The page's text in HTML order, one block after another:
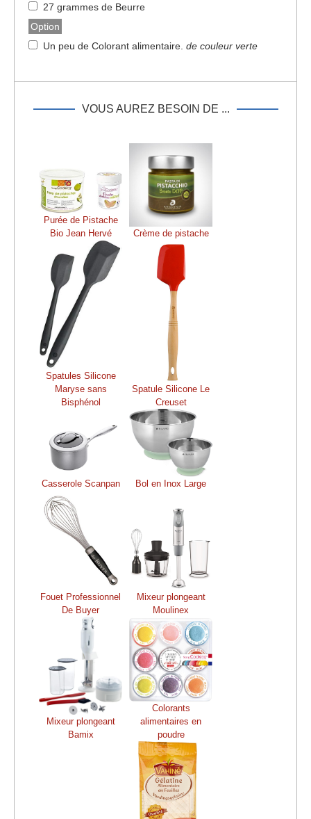
27 grammes de Beurre
Option
Un peu de Colorant alimentaire de couleur verte
VOUS AUREZ BESOIN DE ...
Purée de Pistache
Bio Jean Hervé
Crème de pistache
Spatules Silicone
Maryse sans
Bisphénol
Spatule Silicone Le
Creuset
Casserole Scanpan Bol en Inox Large
Fouet Professionnel
De Buyer
Mixeur plongeant
Moulinex
Mixeur plongeant
Bamix
Colorants
alimentaires en
poudre